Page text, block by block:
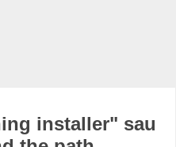
installer" sau